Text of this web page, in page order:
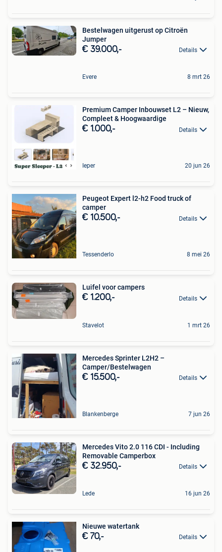
Bestelwagen uitgerust op Citroën
Jumper
€ 39.000,- Details
Evere 8 mrt 26
Premium Camper Inbouwset L2 – Nieuw,
Compleet & Hoogwaardige
€ 1.000,- Details
Ieper 20 jun 26
Peugeot Expert l2-h2 Food truck of
camper
€ 10.500,- Details
Tessenderlo 8 mei 26
Luifel voor campers
€ 1.200,- Details
Stavelot 1 mrt 26
Mercedes Sprinter L2H2 –
Camper/Bestelwagen
€ 15.500,- Details
Blankenberge 7 jun 26
Mercedes Vito 2.0 116 CDI - Including
Removable Camperbox
€ 32.950,- Details
Lede 16 jun 26
Nieuwe watertank
€ 70,- Details